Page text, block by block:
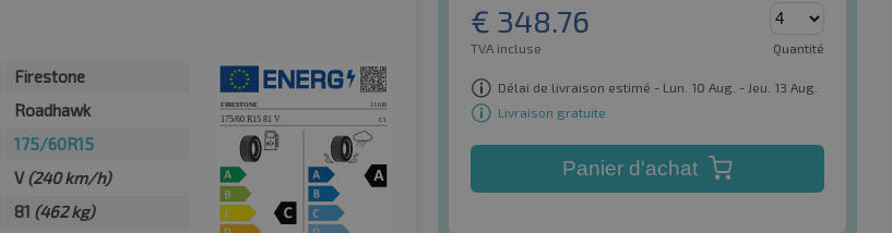
Firestone
Roadhawk
175/60R15
V(240 km/h)
81 (462 kg)
€ 348.76
TVA incluse Quantité
Délai de livraison estimé - Lun. 10 Aug. - Jeu. 13 Aug.
Livraison gratuite
Panier d'achat